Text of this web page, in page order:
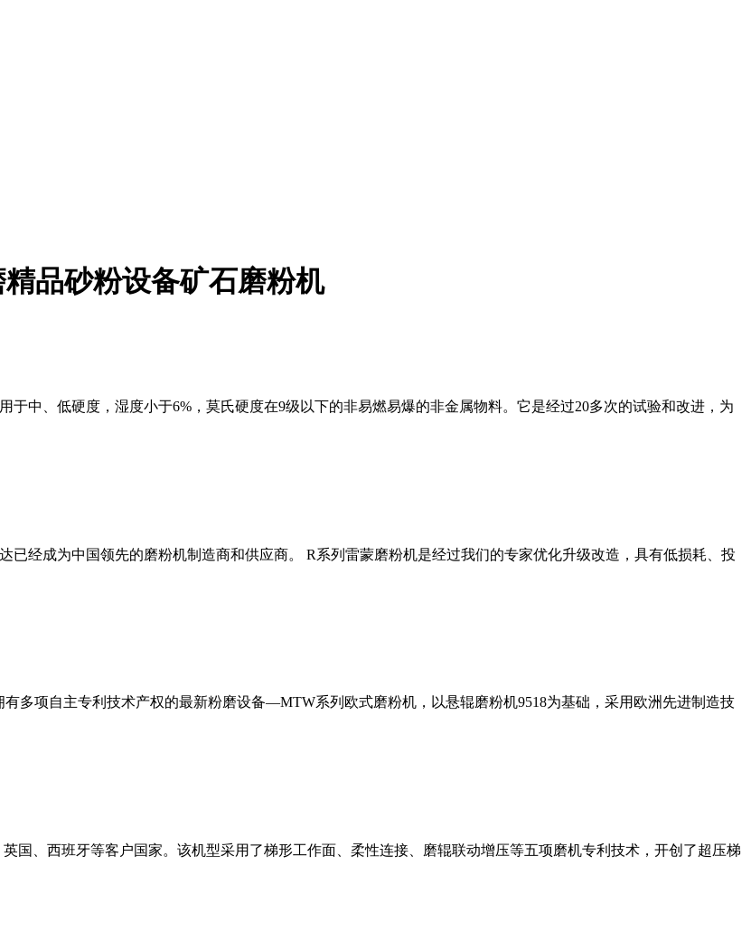
品砂粉设备矿石磨粉机
中、低硬度，湿度小于6%，莫氏硬度在9级以下的非易燃易爆的非金属物料。它是经过20多次的试验和改进，为
已经成为中国领先的磨粉机制造商和供应商。 R系列雷蒙磨粉机是经过我们的专家优化升级改造，具有低损耗、投
多项自主专利技术产权的最新粉磨设备—MTW系列欧式磨粉机，以悬辊磨粉机9518为基础，采用欧洲先进制造技
国、西班牙等客户国家。该机型采用了梯形工作面、柔性连接、磨辊联动增压等五项磨机专利技术，开创了超压梯